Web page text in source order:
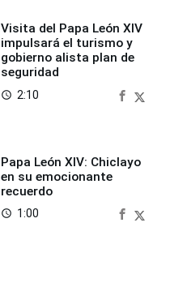
Visita del Papa León XIV
impulsará el turismo y
gobierno alista plan de
seguridad
access_time 2:10
Papa León XIV: Chiclayo
en su emocionante
recuerdo
access_time 1:00